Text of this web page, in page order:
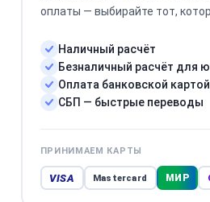
оплаты — выбирайте тот,
Наличный расчёт
Безналичный расчёт для
Оплата банковской картой
СБП — быстрые переводы
ПРИНИМАЕМ КАРТЫ
VISA Mastercard МИР